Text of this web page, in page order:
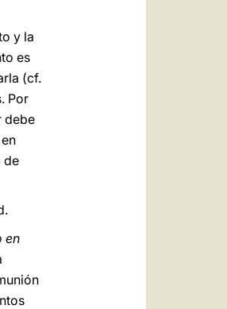
y la
es
(cf.
Por
debe
de
en